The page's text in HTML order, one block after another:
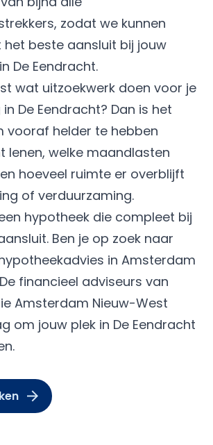
zodat we kunnen
beste aansluit bij jouw
De Eendracht.
wat uitzoekwerk doen voor je
De Eendracht? Dan is het
vooraf helder te hebben
lenen, welke maandlasten
hoeveel ruimte er overblijft
of verduurzaming.
hypotheek die compleet bij
Ben je op zoek naar
in Amsterdam
financieel adviseurs van
Amsterdam Nieuw-West
om jouw plek in De Eendracht